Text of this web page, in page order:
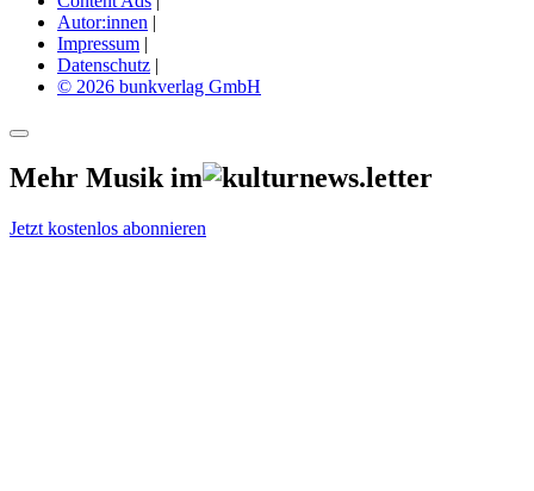
Autor:innen |
Impressum |
Datenschutz |
© 2026 bunkverlag GmbH
Mehr Musik im
Jetzt kostenlos abonnieren